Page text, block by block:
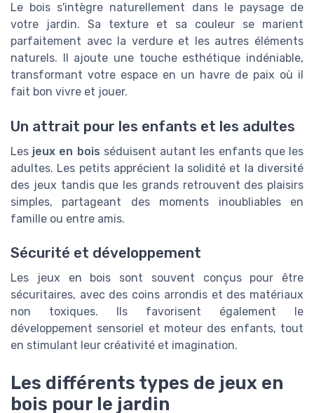
Le bois s'intègre naturellement dans le paysage de
votre jardin. Sa texture et sa couleur se marient
parfaitement avec la verdure et les autres éléments
naturels. Il ajoute une touche esthétique indéniable,
transformant votre espace en un havre de paix où il
fait bon vivre et jouer.
Un attrait pour les enfants et les adultes
Les jeux en bois séduisent autant les enfants que les
adultes. Les petits apprécient la solidité et la diversité
des jeux tandis que les grands retrouvent des plaisirs
simples, partageant des moments inoubliables en
famille ou entre amis.
Sécurité et développement
Les jeux en bois sont souvent conçus pour être
sécuritaires, avec des coins arrondis et des matériaux
non toxiques. Ils favorisent également le
développement sensoriel et moteur des enfants, tout
en stimulant leur créativité et imagination.
Les différents types de jeux en
bois pour le jardin